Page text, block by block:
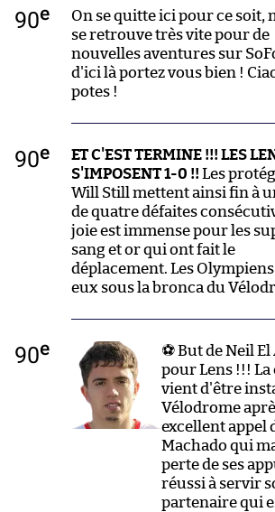
90e
On se quitte ici pour ce soit,
se retrouve très vite pour de
nouvelles aventures sur
d'ici là portez vous bien !
potes !
90e
ET C'EST TERMINE !!! LES
S'IMPOSENT 1-0 !! Les
Will Still mettent ainsi fin à
de quatre défaites
joie est immense pour les
sang et or qui ont fait le
déplacement. Les
eux sous la bronca du
90e
⚽ But de Neil
pour Lens !!!
vient d'être
Vélodrome
excellent appel
Machado qui
perte de ses
réussi à servir
partenaire qui